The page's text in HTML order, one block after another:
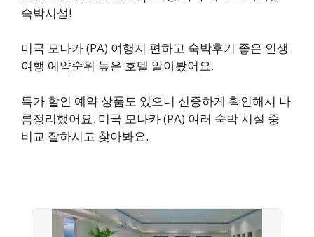
숙박시설!
미국 모나카 (PA) 여행지 편하고 숙박후기 좋은 인생
여행 예약순위 높은 호텔 알아봤어요.
특가 할인 예약 상품도 있으니 신중하게 확인해서 나
름정리했어요. 미국 모나카 (PA) 여러 숙박 시설 중
비교 잘하시고 찾아봐요.